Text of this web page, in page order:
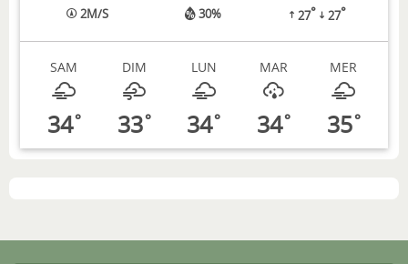
2M/S 30% 27° 27°
SAM
34°
DIM
33°
LUN
34°
MAR
34°
MER
35°